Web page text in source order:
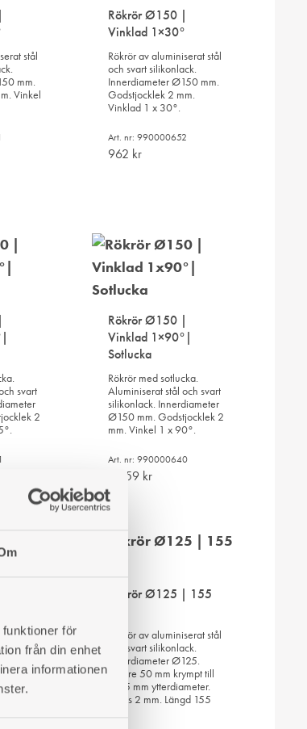
för
från din enhet
informationen
stål
mm.
Vinkel
ÖNSKELISTA
Rökrör Ø150 |
Vinklad 1×30°
Rökrör av aluminiserat stål
och svart silikonlack.
Innerdiameter Ø150 mm.
Godstjocklek 2 mm.
Vinklad 1 x 30°.
Art. nr: 990000652
962 kr
svart
2
Rökrör Ø150 |
Vinklad 1×90°|
Sotlucka
Rökrör med sotlucka.
Aluminiserat stål och svart
silikonlack. Innerdiameter
Ø150 mm. Godstjocklek 2
mm. Vinkel 1 x 90°.
Art. nr: 990000640
1 259 kr
TILL
Rökrör Ø125 | 155
Rökrör av aluminiserat stål
och svart silikonlack.
Innerdiameter Ø125.
Nedre 50 mm krympt till
<125 mm ytterdiameter.
Gods 2 mm. Längd 155